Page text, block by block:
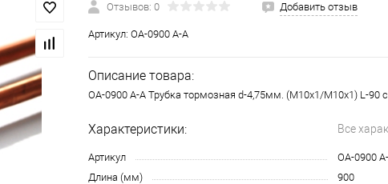
Отзывов: 0 Добавить отзыв
Артикул: OA-0900 A-A
Описание товара:
OA-0900 A-A Трубка тормозная d-4,75мм. (М10х1/М10х1) L-90
Характеристики: Все
Артикул
OA-0900
Длина (мм)
900